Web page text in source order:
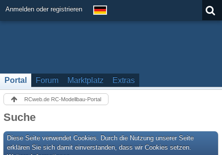
Anmelden oder registrieren
Portal Forum Marktplatz Extras
RCweb.de RC-Modellbau-Portal
Suche
Diese Seite verwendet Cookies. Durch die Nutzung unserer Seite
erklären Sie sich damit einverstanden, dass wir Cookies setzen.